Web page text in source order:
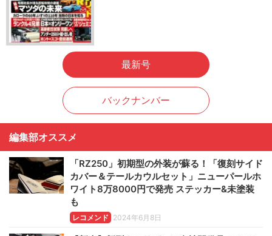
最新号
バックナンバー
編集部オススメ
「RZ250」初期型の外装が蘇る！「復刻サイド
カバー＆テールカウルセット」ニューパールホ
ワイト8万8000円で発売 ステッカー&未塗装
も
レコメンド 2024年6月8日